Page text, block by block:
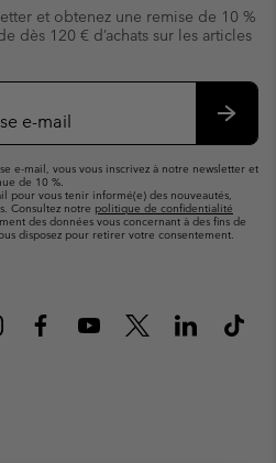
et obtenez une remise de 10 %
dès 120 € d’achats sur les articles
e-mail, vous vous inscrivez à notre newsletter et
de 10 %.
pour vous tenir informé(e) des nouveautés,
Consultez notre politique de confidentialité
des données vous concernant à des fins de
disposez pour retirer votre consentement.